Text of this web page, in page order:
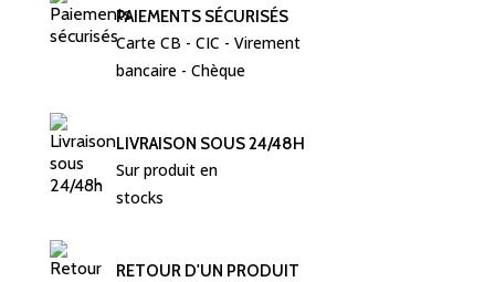
PAIEMENTS SÉCURISÉS
Carte CB - CIC - Virement
bancaire - Chèque
LIVRAISON SOUS 24/48H
Sur produit en
stocks
RETOUR D'UN PRODUIT